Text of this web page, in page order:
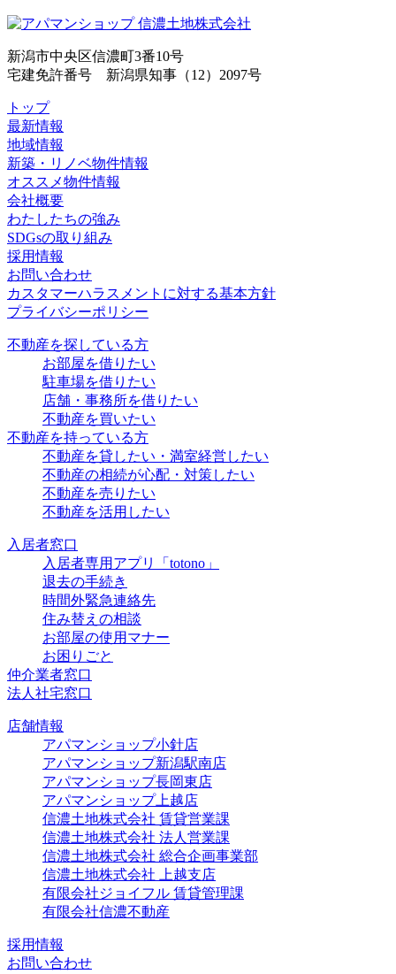
新潟市中央区信濃町3番10号
宅建免許番号 新潟県知事（12）2097号
トップ
最新情報
地域情報
新築・リノベ物件情報
オススメ物件情報
会社概要
わたしたちの強み
SDGsの取り組み
採用情報
お問い合わせ
カスタマーハラスメントに対する基本方針
プライバシーポリシー
不動産を探している方
お部屋を借りたい
駐車場を借りたい
店舗・事務所を借りたい
不動産を買いたい
不動産を持っている方
不動産を貸したい・満室経営したい
不動産の相続が心配・対策したい
不動産を売りたい
不動産を活用したい
入居者窓口
入居者専用アプリ「totono」
退去の手続き
時間外緊急連絡先
住み替えの相談
お部屋の使用マナー
お困りごと
仲介業者窓口
法人社宅窓口
店舗情報
アパマンショップ小針店
アパマンショップ新潟駅南店
アパマンショップ長岡東店
アパマンショップ上越店
信濃土地株式会社 賃貸営業課
信濃土地株式会社 法人営業課
信濃土地株式会社 総合企画事業部
信濃土地株式会社 上越支店
有限会社ジョイフル 賃貸管理課
有限会社信濃不動産
採用情報
お問い合わせ